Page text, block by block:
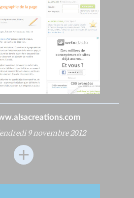
9 novembre 2012